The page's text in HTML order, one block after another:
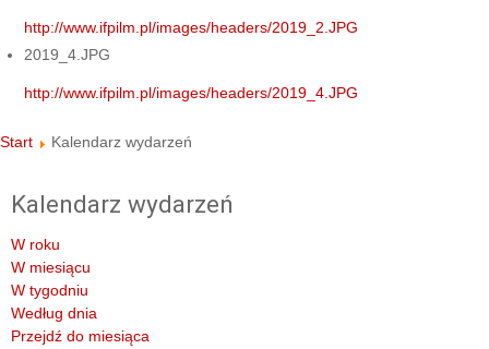
http://www.ifpilm.pl/images/headers/2019_2.JPG
2019_4.JPG
http://www.ifpilm.pl/images/headers/2019_4.JPG
Start Kalendarz wydarzeń
Kalendarz wydarzeń
W roku
W miesiącu
W tygodniu
Według dnia
Przejdź do miesiąca